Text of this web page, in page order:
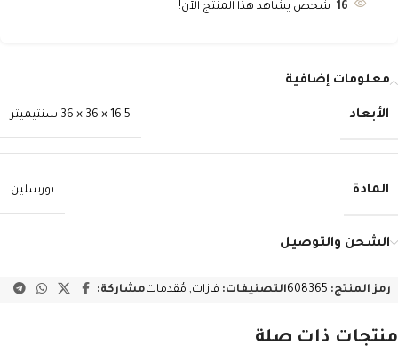
16 شخص يشاهد هذا المنتج الآن!
معلومات إضافية
الأبعاد 16.5 × 36 × 36 سنتيميتر
المادة بورسلين
الشحن والتوصيل
رمز المنتج: 608365التصنيفات: فازات, مُقدماتمشاركة:
منتجات ذات صلة